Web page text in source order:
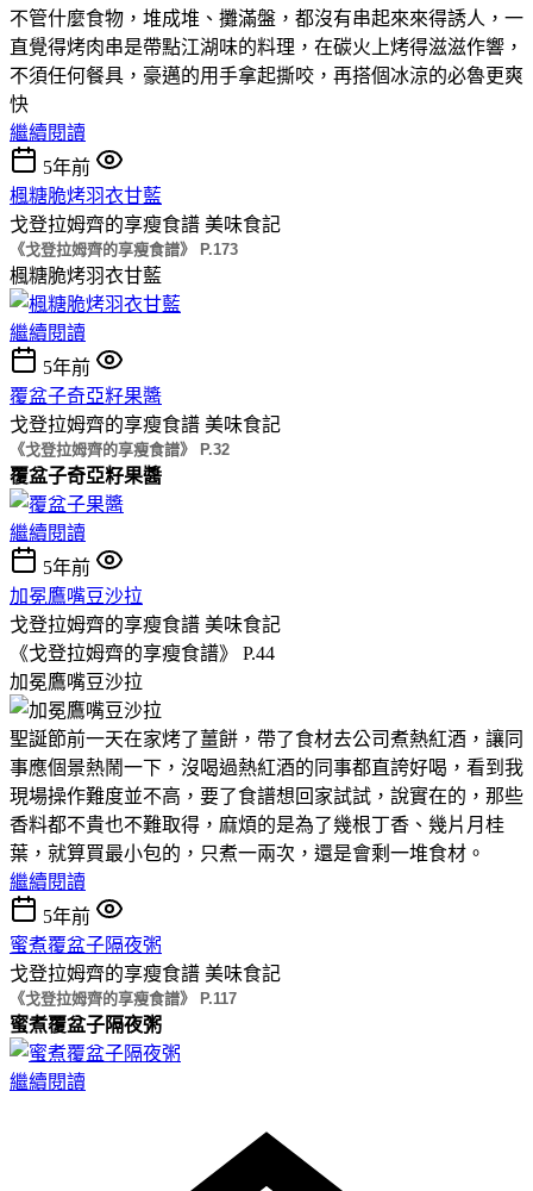
不管什麼食物，堆成堆、攤滿盤，都沒有串起來來得誘人，一
直覺得烤肉串是帶點江湖味的料理，在碳火上烤得滋滋作響，
不須任何餐具，豪邁的用手拿起撕咬，再搭個冰涼的必魯更爽
快
繼續閱讀
5年前
楓糖脆烤羽衣甘藍
戈登拉姆齊的享瘦食譜 美味食記
《戈登拉姆齊的享瘦食譜》 P.173
楓糖脆烤羽衣甘藍
繼續閱讀
5年前
覆盆子奇亞籽果醬
戈登拉姆齊的享瘦食譜 美味食記
《戈登拉姆齊的享瘦食譜》 P.32
覆盆子奇亞籽果醬
繼續閱讀
5年前
加冕鷹嘴豆沙拉
戈登拉姆齊的享瘦食譜 美味食記
《戈登拉姆齊的享瘦食譜》 P.44
加冕鷹嘴豆沙拉
聖誕節前一天在家烤了薑餅，帶了食材去公司煮熱紅酒，讓同
事應個景熱鬧一下，沒喝過熱紅酒的同事都直誇好喝，看到我
現場操作難度並不高，要了食譜想回家試試，說實在的，那些
香料都不貴也不難取得，麻煩的是為了幾根丁香、幾片月桂
葉，就算買最小包的，只煮一兩次，還是會剩一堆食材。
繼續閱讀
5年前
蜜煮覆盆子隔夜粥
戈登拉姆齊的享瘦食譜 美味食記
《戈登拉姆齊的享瘦食譜》 P.117
蜜煮覆盆子隔夜粥
繼續閱讀